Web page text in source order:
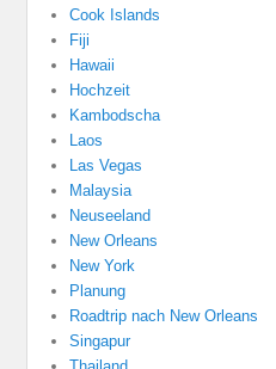
Cook Islands
Fiji
Hawaii
Hochzeit
Kambodscha
Laos
Las Vegas
Malaysia
Neuseeland
New Orleans
New York
Planung
Roadtrip nach New Orleans
Singapur